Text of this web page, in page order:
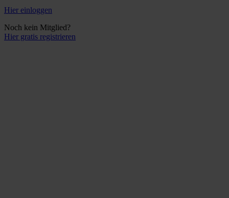
Hier einloggen
Noch kein Mitglied?
Hier gratis registrieren